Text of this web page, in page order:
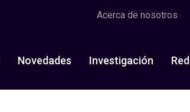
Acerca de nosotros
Novedades Investigación